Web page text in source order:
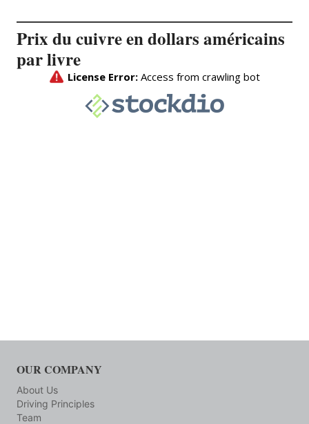
Prix du cuivre en dollars américains
par livre
OUR COMPANY
About Us
Driving Principles
Team